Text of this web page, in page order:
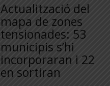
Actualització del
mapa de zones
tensionades: 53
municipis s’hi
incorporaran i 22
en sortiran